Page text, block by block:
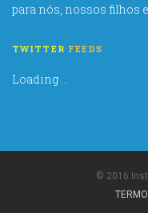
para nós, nossos filhos
TWITTER FEEDS
Loading ...
© 2016